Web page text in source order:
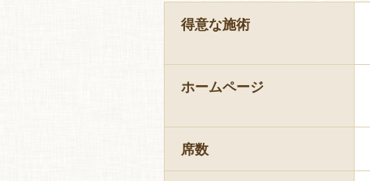
得意な施術
ホームページ
席数